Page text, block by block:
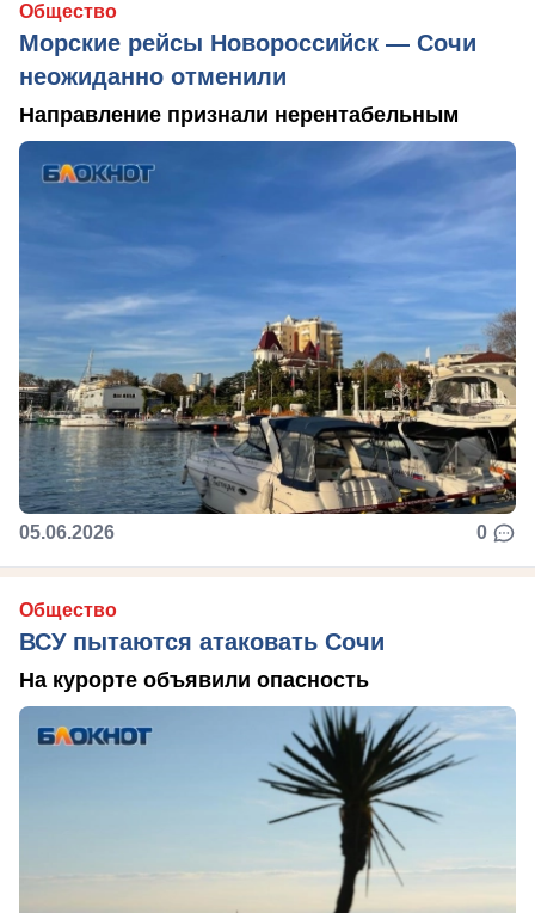
Общество
Морские рейсы Новороссийск — Сочи
неожиданно отменили
Направление признали нерентабельным
05.06.2026 0
Общество
ВСУ пытаются атаковать Сочи
На курорте объявили опасность